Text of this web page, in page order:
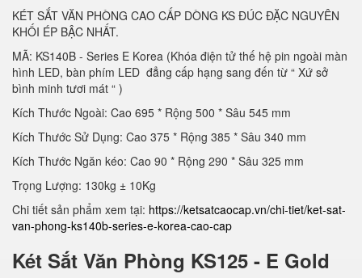
KÉT SẮT VĂN PHÒNG CAO CẤP DÒNG KS ĐÚC ĐẶC NGUYÊN
KHỐI ÉP BẬC NHẤT.
MÃ: KS140B - Series E Korea (Khóa điện tử thế hệ pin ngoài màn
hình LED, bàn phím LED đẳng cấp hạng sang đến từ “ Xứ sở
bình minh tươi mát “ )
Kích Thước Ngoài: Cao 695 * Rộng 500 * Sâu 545 mm
Kích Thước Sử Dụng: Cao 375 * Rộng 385 * Sâu 340 mm
Kích Thước Ngăn kéo: Cao 90 * Rộng 290 * Sâu 325 mm
Trọng Lượng: 130kg ± 10Kg
Chi tiết sản phẩm xem tại: https://ketsatcaocap.vn/chi-tiet/ket-sat-
van-phong-ks140b-series-e-korea-cao-cap
Két Sắt Văn Phòng KS125 - E Gold